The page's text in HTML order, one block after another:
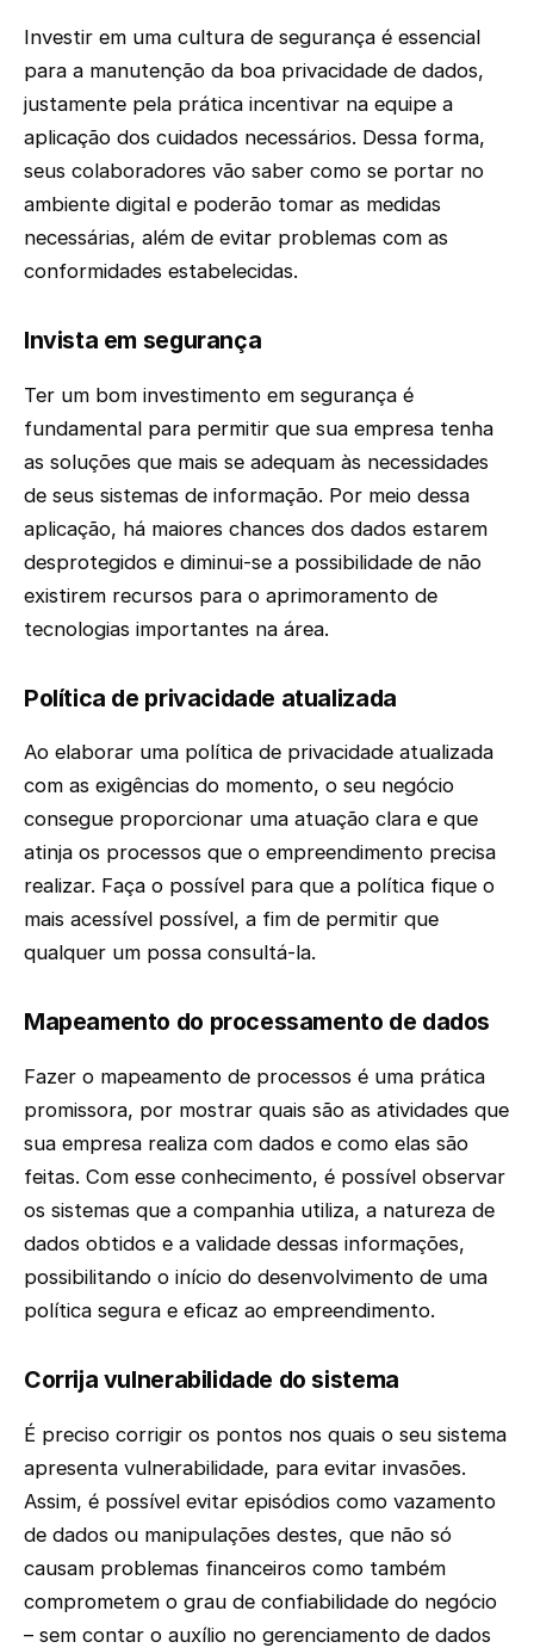
Investir em uma cultura de segurança é essencial
para a manutenção da boa privacidade de dados,
justamente pela prática incentivar na equipe a
aplicação dos cuidados necessários. Dessa forma,
seus colaboradores vão saber como se portar no
ambiente digital e poderão tomar as medidas
necessárias, além de evitar problemas com as
conformidades estabelecidas.
Invista em segurança
Ter um bom investimento em segurança é
fundamental para permitir que sua empresa tenha
as soluções que mais se adequam às necessidades
de seus sistemas de informação. Por meio dessa
aplicação, há maiores chances dos dados estarem
desprotegidos e diminui-se a possibilidade de não
existirem recursos para o aprimoramento de
tecnologias importantes na área.
Política de privacidade atualizada
Ao elaborar uma política de privacidade atualizada
com as exigências do momento, o seu negócio
consegue proporcionar uma atuação clara e que
atinja os processos que o empreendimento precisa
realizar. Faça o possível para que a política fique o
mais acessível possível, a fim de permitir que
qualquer um possa consultá-la.
Mapeamento do processamento de dados
Fazer o mapeamento de processos é uma prática
promissora, por mostrar quais são as atividades que
sua empresa realiza com dados e como elas são
feitas. Com esse conhecimento, é possível observar
os sistemas que a companhia utiliza, a natureza de
dados obtidos e a validade dessas informações,
possibilitando o início do desenvolvimento de uma
política segura e eficaz ao empreendimento.
Corrija vulnerabilidade do sistema
É preciso corrigir os pontos nos quais o seu sistema
apresenta vulnerabilidade, para evitar invasões.
Assim, é possível evitar episódios como vazamento
de dados ou manipulações destes, que não só
causam problemas financeiros como também
comprometem o grau de confiabilidade do negócio
– sem contar o auxílio no gerenciamento de dados